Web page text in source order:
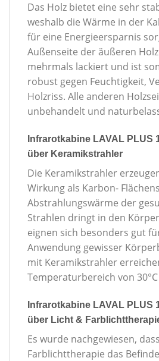
Das Holz bietet eine sehr
weshalb die Wärme in der
für eine Energieersparnis
Außenseite der äußeren
mehrmals lackiert und ist
robust gegen Feuchtigkeit,
Holzriss. Alle anderen
unbehandelt und
Infrarotkabine LAVAL PLUS
über Keramikstrahler
Die Keramikstrahler
Wirkung als Karbon-
Abstrahlungswärme der
Strahlen dringt in den
eignen sich besonders gut
Anwendung gewisser
mit Keramikstrahler
Temperaturbereich von 30°C
Infrarotkabine LAVAL PLUS
über Licht &
Es wurde nachgewiesen,
Farblichttherapie das